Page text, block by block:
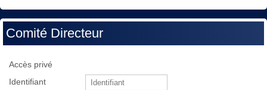
Comité Directeur
Accès privé
Identifiant